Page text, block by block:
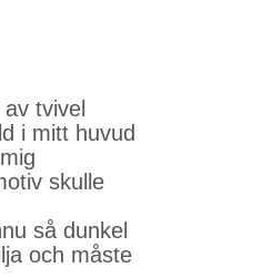
tvivel
i mitt huvud
skulle
så dunkel
och måste